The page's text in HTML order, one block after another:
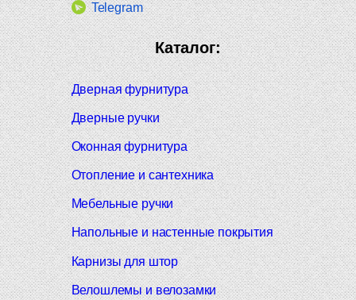
Telegram
Каталог:
Дверная фурнитура
Дверные ручки
Оконная фурнитура
Отопление и сантехника
Мебельные ручки
Напольные и настенные покрытия
Карнизы для штор
Велошлемы и велозамки